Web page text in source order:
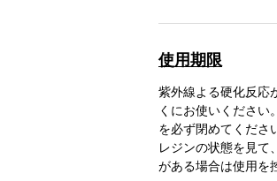
使用期限
紫外線よる硬化反応
くにお使いください
を必ず閉めてくださ
レジンの状態を見て
がある場合は使用を